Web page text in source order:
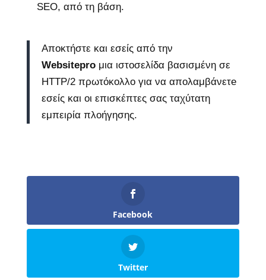
SEO, από τη βάση.
Αποκτήστε και εσείς από την
Websiteproμια ιστοσελίδα βασισμένη σε
HTTP/2 πρωτόκολλο για να απολαμβάνετe
εσείς και οι επισκέπτες σας ταχύτατη
εμπειρία πλοήγησης.
Facebook
Twitter